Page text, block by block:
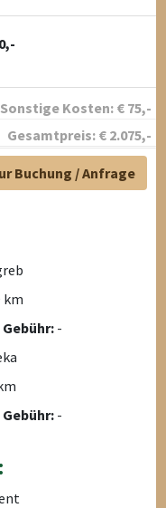
Kosten: € 75,-
Gesamtpreis: € 2.075,-
Buchung / Anfrage
km
Gebühr: -
Gebühr: -